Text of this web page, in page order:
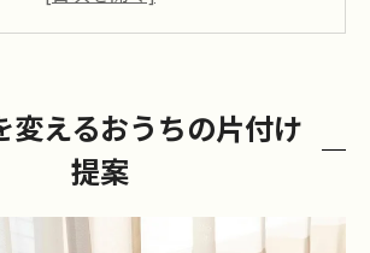
けが続く秘訣を解説
片付けを無理なく続けるコツ
しやすいおうちの片付け秘訣
の片付けが日常になる工夫とは
変えるおうちの片付け
提案